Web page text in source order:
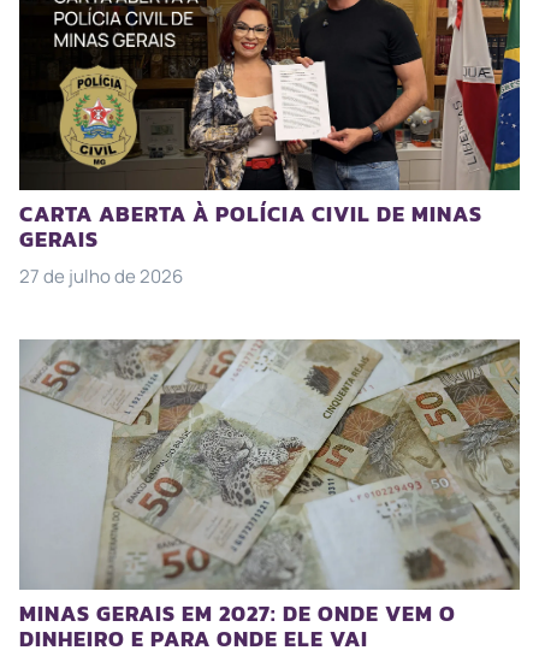
CARTA ABERTA À POLÍCIA CIVIL DE MINAS
GERAIS
27 de julho de 2026
MINAS GERAIS EM 2027: DE ONDE VEM O
DINHEIRO E PARA ONDE ELE VAI